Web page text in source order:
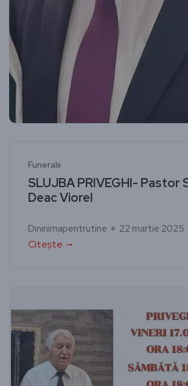
Funeralii
SLUJBA PRIVEGHI- Pastor
Deac Viorel
Dininimapentrutine 22 martie 2025
Citește